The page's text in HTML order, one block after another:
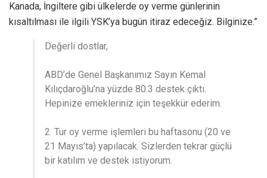
Kanada, İngiltere gibi ülkelerde oy verme günlerinin
kısaltılması ile ilgili YSK’ya bugün itiraz edeceğiz. Bilginize.”
Değerli dostlar,
ABD’de Genel Başkanımız Sayın Kemal
Kılıçdaroğlu’na yüzde 80.3 destek çıktı.
Hepinize emekleriniz için teşekkür ederim.
2. Tur oy verme işlemleri bu haftasonu (20 ve
21 Mayıs’ta) yapılacak. Sizlerden tekrar güçlü
bir katılım ve destek istiyorum.